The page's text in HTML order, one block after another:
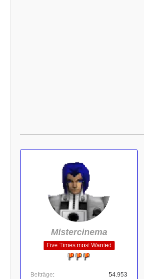
Mistercinema
Five Times most Wanted
Beiträge 54.953